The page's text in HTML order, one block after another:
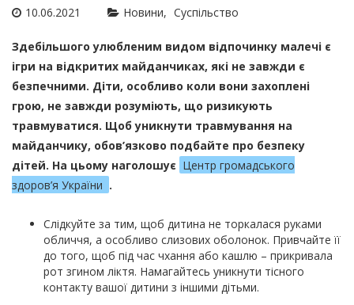
10.06.2021 Новини Суспільство
Здебільшого улюбленим видом відпочинку малечі є
ігри на відкритих майданчиках, які не завжди є
безпечними. Діти, особливо коли вони захоплені
грою, не завжди розуміють, що ризикують
травмуватися. Щоб уникнути травмування на
майданчику, обов’язково подбайте про безпеку
дітей. На цьому наголошує Центр громадського
здоров’я України .
Слідкуйте за тим, щоб дитина не торкалася руками
обличчя, а особливо слизових оболонок. Привчайте її
до того, щоб під час чхання або кашлю – прикривала
рот згином ліктя. Намагайтесь уникнути тісного
контакту вашої дитини з іншими дітьми.